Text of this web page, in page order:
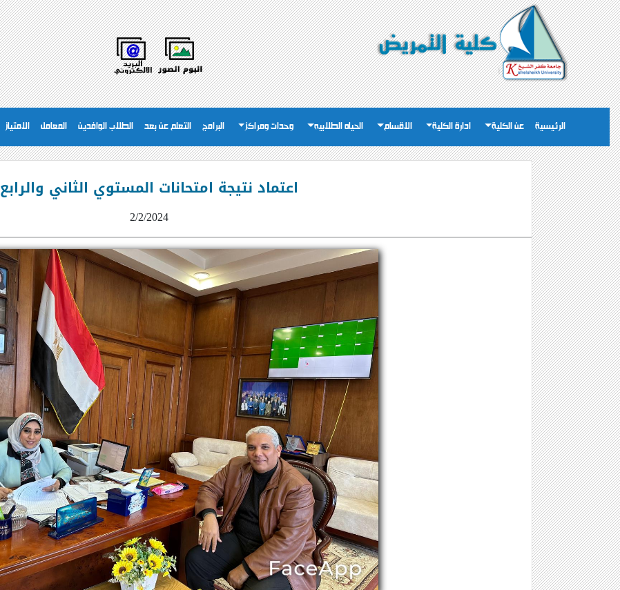
الرئيسية عن الكلية ادارة الكلية الاقسام الحياه الطلابيه وحدات ومراكز البرامج التعلم عن بعد الطلاب الوافدين المعامل الامتياز
اعتماد نتيجة امتحانات المستوي الثاني والرابع
2/2/2024